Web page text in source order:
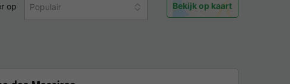
op Populair Bekijk op kaart